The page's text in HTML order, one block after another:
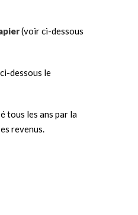
(voir ci-dessous
dessous le
tous les ans par la
revenus.